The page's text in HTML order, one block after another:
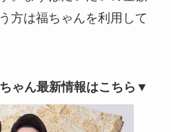
方は福ちゃんを利用して
ゃん最新情報はこちら▼